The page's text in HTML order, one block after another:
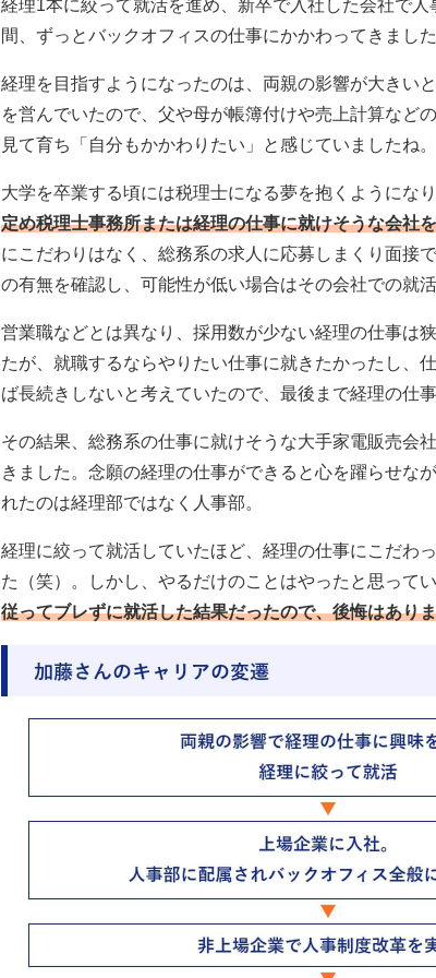
経理1本に絞って就活を進め、新卒で入社した会社で
間、ずっとバックオフィスの仕事にかかわってきました
経理を目指すようになったのは、両親の影響が大きい
を営んでいたので、父や母が帳簿付けや売上計算など
見て育ち「自分もかかわりたい」と感じていましたね。
大学を卒業する頃には税理士になる夢を抱くようになり
定め税理士事務所または経理の仕事に就けそうな会社
にこだわりはなく、総務系の求人に応募しまくり面接
の有無を確認し、可能性が低い場合はその会社での就
営業職などとは異なり、採用数が少ない経理の仕事は
たが、就職するならやりたい仕事に就きたかったし、
ば長続きしないと考えていたので、最後まで経理の仕
その結果、総務系の仕事に就けそうな大手家電販売会
きました。念願の経理の仕事ができると心を躍らせな
れたのは経理部ではなく人事部。
経理に絞って就活していたほど、経理の仕事にこだわ
た（笑）。しかし、やるだけのことはやったと思ってい
従ってブレずに就活した結果だったので、後悔はあり